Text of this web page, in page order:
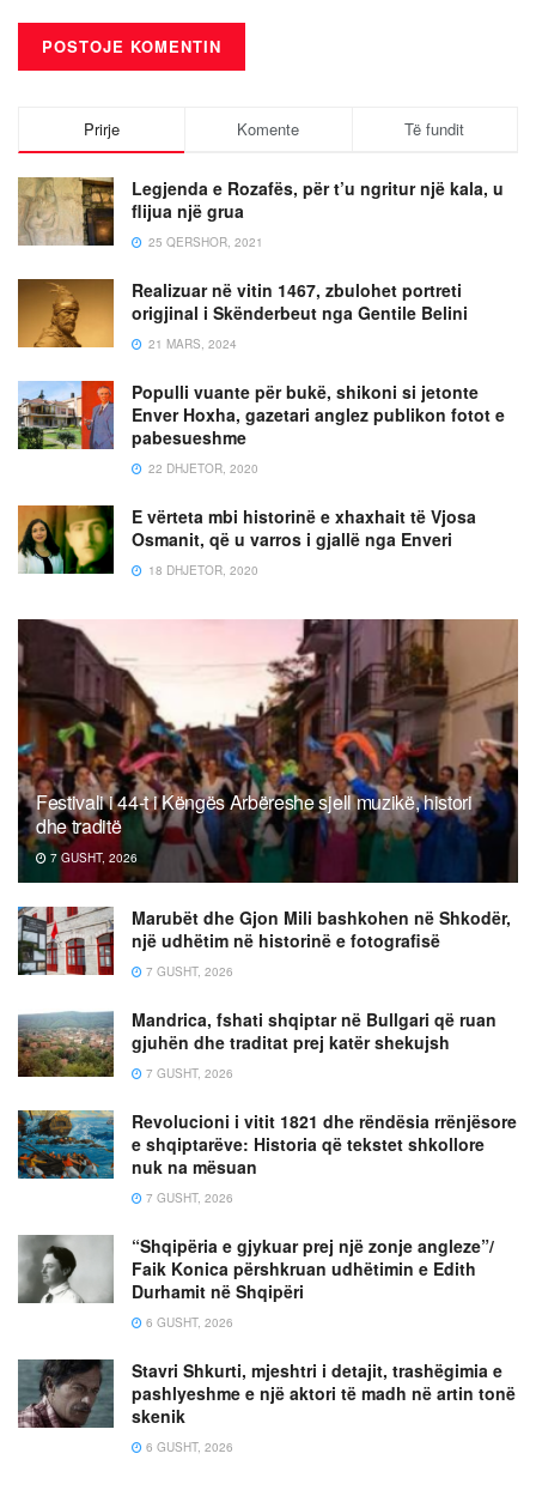
Prirje Komente Të fundit
Legjenda e Rozafës, për t’u ngritur një kala, u
flijua një grua
25 QERSHOR, 2021
Realizuar në vitin 1467, zbulohet portreti
origjinal i Skënderbeut nga Gentile Belini
21 MARS, 2024
Populli vuante për bukë, shikoni si jetonte
Enver Hoxha, gazetari anglez publikon fotot e
pabesueshme
22 DHJETOR, 2020
E vërteta mbi historinë e xhaxhait të Vjosa
Osmanit, që u varros i gjallë nga Enveri
18 DHJETOR, 2020
Festivali i 44-t i Këngës Arbëreshe sjell muzikë, histori
dhe traditë
7 GUSHT, 2026
Marubët dhe Gjon Mili bashkohen në Shkodër,
një udhëtim në historinë e fotografisë
7 GUSHT, 2026
Mandrica, fshati shqiptar në Bullgari që ruan
gjuhën dhe traditat prej katër shekujsh
7 GUSHT, 2026
Revolucioni i vitit 1821 dhe rëndësia rrënjësore
e shqiptarëve: Historia që tekstet shkollore
nuk na mësuan
7 GUSHT, 2026
“Shqipëria e gjykuar prej një zonje angleze”/
Faik Konica përshkruan udhëtimin e Edith
Durhamit në Shqipëri
6 GUSHT, 2026
Stavri Shkurti, mjeshtri i detajit, trashëgimia e
pashlyeshme e një aktori të madh në artin tonë
skenik
6 GUSHT, 2026